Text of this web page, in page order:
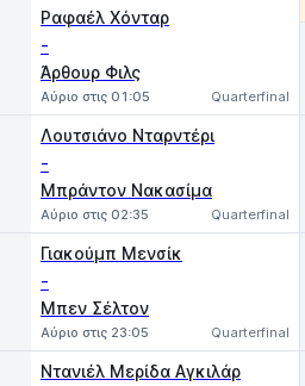
Ραφαέλ Χόνταρ
-
Άρθουρ Φιλς
Αύριο στις 01:05 Quarterfinal
Λουτσιάνο Νταρντέρι
-
Μπράντον Νακασίμα
Αύριο στις 02:35 Quarterfinal
Γιακούμπ Μενσίκ
-
Μπεν Σέλτον
Αύριο στις 23:05 Quarterfinal
Ντανιέλ Μερίδα Αγκιλάρ